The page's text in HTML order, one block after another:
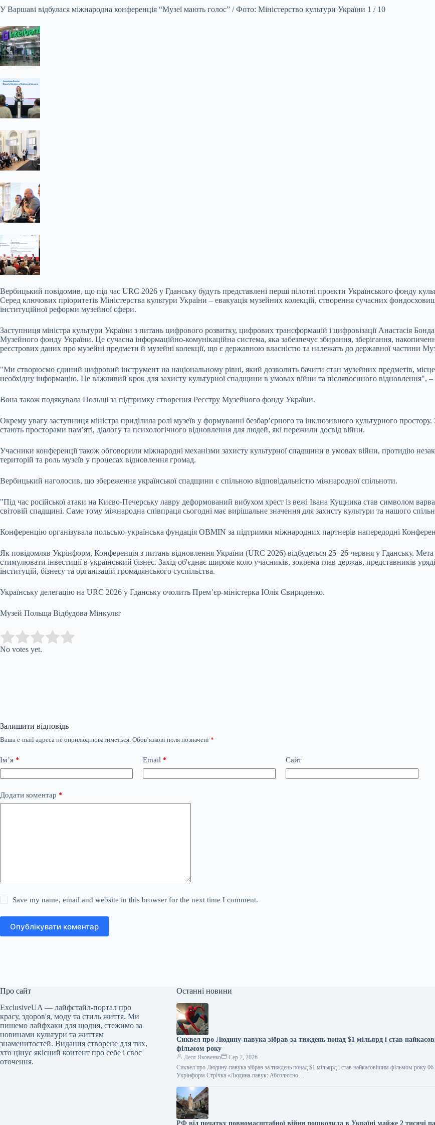
У Варшаві відбулася міжнародна конференція “Музеї мають голос” / Фото: Міністерство культури України 1 / 10
Вербицький повідомив, що під час URC 2026 у Гданську будуть представлені перші пілотні проєкти Українського фонду
Серед ключових пріоритетів Міністерства культури України – евакуація музейних колекцій, створення сучасних
інституційної реформи музейної сфери.
Заступниця міністра культури України з питань цифрового розвитку, цифрових трансформацій і цифровізації Анастасія
Музейного фонду України. Це сучасна інформаційно-комунікаційна система, яка забезпечує збирання, зберігання,
реєстрових даних про музейні предмети й музейні колекції, що є державною власністю та належать до державної частини
"Ми створюємо єдиний цифровий інструмент на національному рівні, який дозволить бачити стан музейних предметів, місце
необхідну інформацію. Це важливий крок для захисту культурної спадщини в умовах війни та післявоєнного відновлення", –
Вона також подякувала Польщі за підтримку створення Реєстру Музейного фонду України.
Окрему увагу заступниця міністра приділила ролі музеїв у формуванні безбар’єрного та інклюзивного культурного
стають просторами пам’яті, діалогу та психологічного відновлення для людей, які пережили досвід війни.
Учасники конференції також обговорили міжнародні механізми захисту культурної спадщини в умовах війни, протидію
територій та роль музеїв у процесах відновлення громад.
Вербицький наголосив, що збереження української спадщини є спільною відповідальністю міжнародної спільноти.
"Під час російської атаки на Києво-Печерську лавру деформований вибухом хрест із вежі Івана Кущника став символом
світовій спадщині. Саме тому міжнародна співпраця сьогодні має вирішальне значення для захисту культури та нашого
Конференцію організувала польсько-українська фундація OBMIN за підтримки міжнародних партнерів напередодні
Як повідомляв Укрінформ, Конференція з питань відновлення України (URC 2026) відбудеться 25–26 червня у Гданську.
стимулювати інвестиції в український бізнес. Захід об'єднає широке коло учасників, зокрема глав держав, представників
інституцій, бізнесу та організацій громадянського суспільства.
Українську делегацію на URC 2026 у Гданську очолить Прем’єр-міністерка Юлія Свириденко.
Музей Польща Відбудова Мінкульт
Rate this item:
No votes yet.
Залишити відповідь
Ваша e-mail адреса не оприлюднюватиметься. Обов’язкові поля позначені *
Ім’я * Email * Сайт
Додати коментар *
Save my name, email and website in this browser for the next time I comment.
Опублікувати коментар
Про сайт
ExclusiveUA — лайфстайл-портал про
красу, здоров'я, моду та стиль життя. Ми
пишемо лайфхаки для щодня, стежимо за
новинами культури та життям
знаменитостей. Видання створене для тих,
хто цінує якісний контент про себе і своє
оточення.
Останні новини
Сиквел про Людину-павука зібрав за тиждень понад $1 мільярд і став
фільмом року
Леся Яковенко
Сер 7, 2026
Сиквел про Людину-павука зібрав за тиждень понад $1 мільярд і став найкасовішим фільмом року
Укрінформ Стрічка «Людина-павук: Абсолютно…
РФ від початку повномасштабної війни пошкодила в Україні майже 2 тисячі